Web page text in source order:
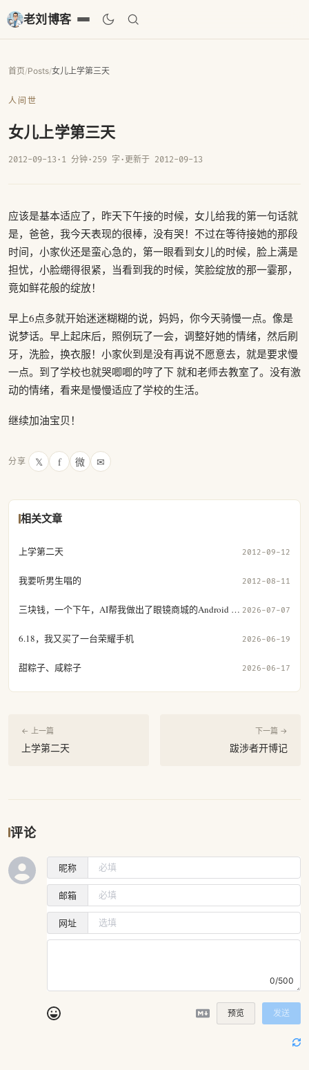
老刘博客
首页/Posts/女儿上学第三天
人间世
女儿上学第三天
2012-09-13 · 1 分钟· 259 字 · 更新于 2012-09-13
应该是基本适应了，昨天下午接的时候，女儿给我的第一句话就
是，爸爸，我今天表现的很棒，没有哭！不过在等待接她的那段
时间，小家伙还是蛮心急的，第一眼看到女儿的时候，脸上满是
担忧，小脸绷得很紧，当看到我的时候，笑脸绽放的那一霎那，
竟如鲜花般的绽放！
早上6点多就开始迷迷糊糊的说，妈妈，你今天骑慢一点。像是
说梦话。早上起床后，照例玩了一会，调整好她的情绪，然后刷
牙，洗脸，换衣服！小家伙到是没有再说不愿意去，就是要求慢
一点。到了学校也就哭唧唧的哼了下 就和老师去教室了。没有激
动的情绪，看来是慢慢适应了学校的生活。
继续加油宝贝！
分享 𝕏 f 微 ✉
相关文章
上学第二天 2012-09-12
我要听男生唱的 2012-08-11
三块钱，一个下午，AI帮我做出了眼镜商城的Android App 2026-07-07
6.18，我又买了一台荣耀手机 2026-06-19
甜粽子、咸粽子 2026-06-17
← 上一篇
上学第二天
下一篇 →
跋涉者开博记
评论
昵称
邮箱
网址
0/500
预览 发送